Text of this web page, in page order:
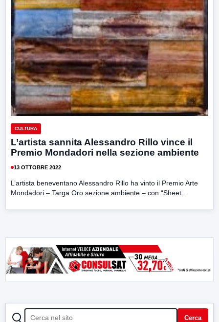
CULTURA
L’artista sannita Alessandro Rillo vince il
Premio Mondadori nella sezione ambiente
13 OTTOBRE 2022
L’artista beneventano Alessandro Rillo ha vinto il Premio Arte
Mondadori – Targa Oro sezione ambiente – con “Sheet...
CERCA Cerca